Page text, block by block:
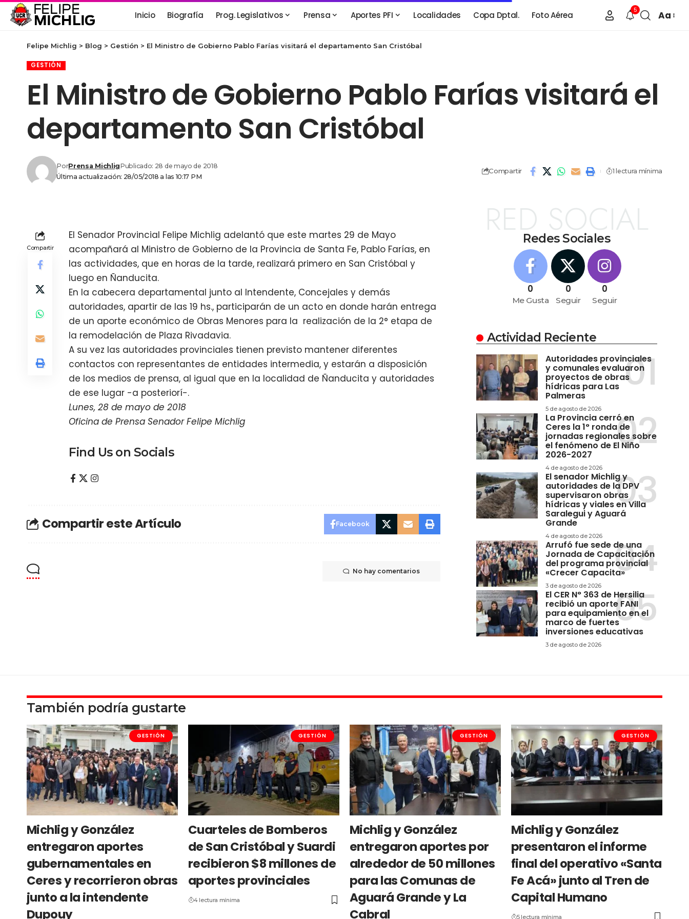
Inicio Biografía Prog. Legislativos Prensa Aportes PFI Localidades Copa Dptal. Foto Aérea
5 Aa
Felipe Michlig > Blog > Gestión > El Ministro de Gobierno Pablo Farías visitará el departamento San Cristóbal
GESTIÓN
El Ministro de Gobierno Pablo Farías visitará el
departamento San Cristóbal
Última actualización: 28/05/2018 a las 10:17 PM
PorPrensa MichligPublicado: 28 de mayo de 2018
Compartir 1 lectura mínima
Compartir
El Senador Provincial Felipe Michlig adelantó que este martes 29 de Mayo
acompañará al Ministro de Gobierno de la Provincia de Santa Fe, Pablo Farías, en
las actividades, que en horas de la tarde, realizará primero en San Cristóbal y
luego en Ñanducita.
En la cabecera departamental junto al Intendente, Concejales y demás
autoridades, apartir de las 19 hs., participarán de un acto en donde harán entrega
de un aporte económico de Obras Menores para la realización de la 2° etapa de
la remodelación de Plaza Rivadavia.
A su vez las autoridades provinciales tienen previsto mantener diferentes
contactos con representantes de entidades intermedia, y estarán a disposición
de los medios de prensa, al igual que en la localidad de Ñanducita y autoridades
de ese lugar -a posteriorí-.
Lunes, 28 de mayo de 2018
Oficina de Prensa Senador Felipe Michlig
Find Us on Socials
Compartir este Artículo Facebook
No hay comentarios
Redes Sociales
RED SOCIAL
0
Me Gusta
0
Seguir
0
Seguir
Actividad Reciente
Autoridades provinciales
y comunales evaluaron
proyectos de obras
hídricas para Las
Palmeras
5 de agosto de 2026
La Provincia cerró en
Ceres la 1° ronda de
jornadas regionales sobre
el fenómeno de El Niño
2026-2027
4 de agosto de 2026
El senador Michlig y
autoridades de la DPV
supervisaron obras
hídricas y viales en Villa
Saralegui y Aguará
Grande
4 de agosto de 2026
Arrufó fue sede de una
Jornada de Capacitación
del programa provincial
«Crecer Capacita»
3 de agosto de 2026
El CER N° 363 de Hersilia
recibió un aporte FANI
para equipamiento en el
marco de fuertes
inversiones educativas
3 de agosto de 2026
También podría gustarte
GESTIÓN
Michlig y González
entregaron aportes
gubernamentales en
Ceres y recorrieron obras
junto a la intendente
Dupouy
GESTIÓN
Cuarteles de Bomberos
de San Cristóbal y Suardi
recibieron $8 millones de
aportes provinciales
4 lectura mínima
GESTIÓN
Michlig y González
entregaron aportes por
alrededor de 50 millones
para las Comunas de
Aguará Grande y La
Cabral
GESTIÓN
Michlig y González
presentaron el informe
final del operativo «Santa
Fe Acá» junto al Tren de
Capital Humano
5 lectura mínima